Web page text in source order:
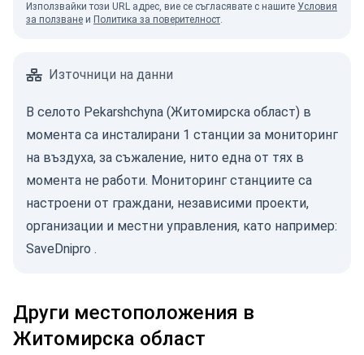
Използвайки този URL адрес, вие се съгласявате с нашите Условия
за ползване и Политика за поверителност.
Източници на данни
В селото Pekarshchyna (Житомирска област) в
момента са инсталирани 1 станции за мониторинг
на въздуха, за съжаление, нито една от тях в
момента не работи. Мониторинг станциите са
настроени от граждани, независими проекти,
организации и местни управления, като например:
SaveDnipro .
Други местоположения в
Житомирска област